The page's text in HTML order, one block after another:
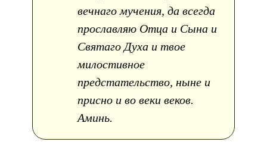
вечнаго мучения, да всегда
прославляю Отца и Сына и
Святаго Духа и твое
милостивное
предстательство, ныне и
присно и во веки веков.
Аминь.